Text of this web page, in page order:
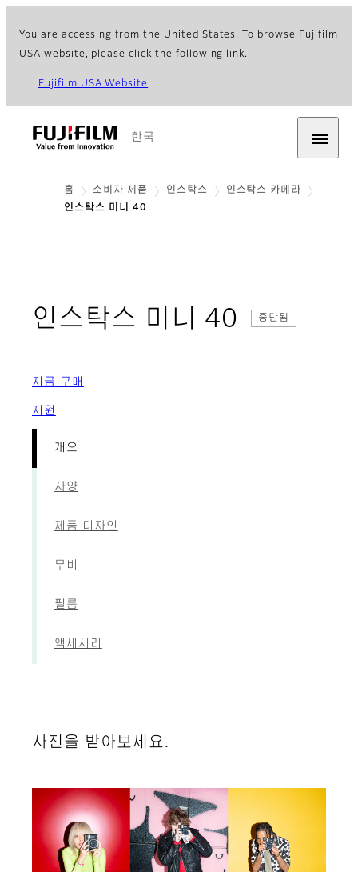
You are accessing from the United States. To browse Fujifilm
USA website, please click the following link.
Fujifilm USA Website
한국
홈 소비자 제품 인스탁스
인스탁스 카메라
인스탁스 미니 40
인스탁스 미니 40 - 개요
중단됨
지금 구매
지원
개요
사양
제품 디자인
무비
필름
액세서리
사진을 받아보세요.